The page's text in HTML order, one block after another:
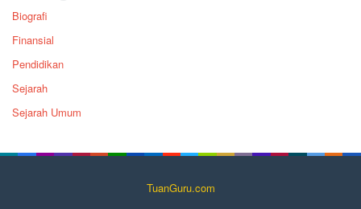
Biografi
Finansial
Pendidikan
Sejarah
Sejarah Umum
TuanGuru.com